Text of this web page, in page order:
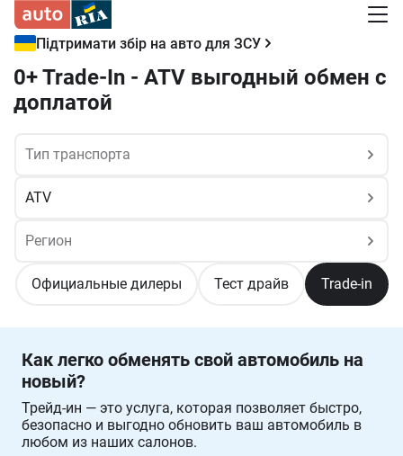
Підтримати збір на авто для ЗСУ
0+ Trade-In - ATV выгодный обмен с
доплатой
Официальные дилеры Тест драйв Trade-in
Как легко обменять свой автомобиль на
новый?
Трейд-ин — это услуга, которая позволяет быстро,
безопасно и выгодно обновить ваш автомобиль в
любом из наших салонов.